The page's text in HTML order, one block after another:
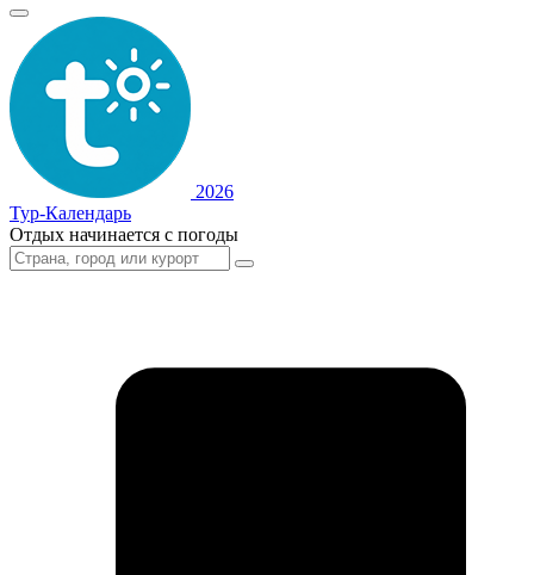
2026
Тур-Календарь
Отдых начинается с погоды